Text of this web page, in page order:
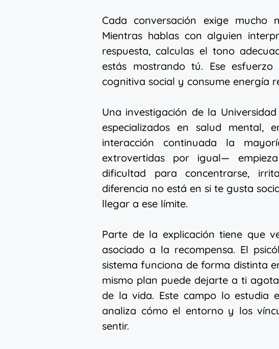
Cada conversación exige
Mientras hablas con alguien
respuesta, calculas el tono
estás mostrando tú. Ese
cognitiva social y consume energía
Una investigación de la
especializados en salud
interacción continuada la
extrovertidas por igual—
dificultad para concentrarse,
diferencia no está en si te gusta
llegar a ese límite.
Parte de la explicación tiene que
asociado a la recompensa. El
sistema funciona de forma distinta
mismo plan puede dejarte a ti
de la vida. Este campo lo estudia
analiza cómo el entorno y los
sentir.